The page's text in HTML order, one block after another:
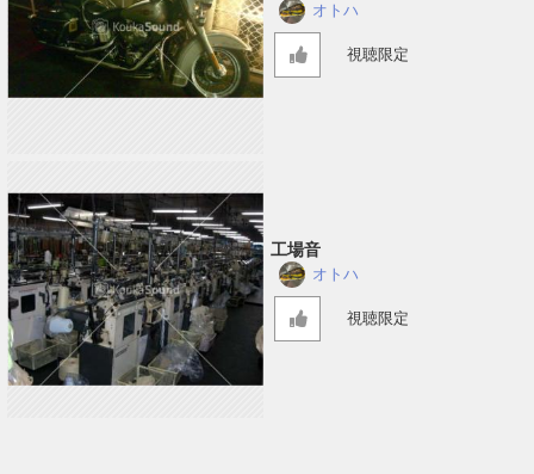
オトハ
視聴限定
工場音
オトハ
視聴限定